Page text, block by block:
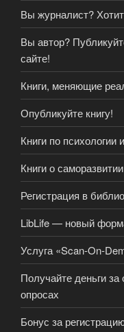
Вы журналист?
Вы автор?
сайте!
Книги, меняющие
Опубликуйте книгу!
Книги по психологии
Книги о саморазвитии
Регистрация в
LibLife — новый
Услуга «Scan-On-
Получайте деньги
опросах
Бонус за